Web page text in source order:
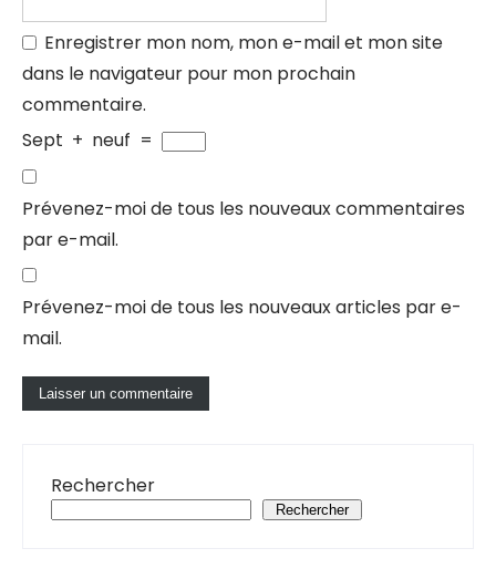
Enregistrer mon nom, mon e-mail et mon site
dans le navigateur pour mon prochain
commentaire.
Sept + neuf =
Prévenez-moi de tous les nouveaux commentaires
par e-mail.
Prévenez-moi de tous les nouveaux articles par e-
mail.
Rechercher
Rechercher